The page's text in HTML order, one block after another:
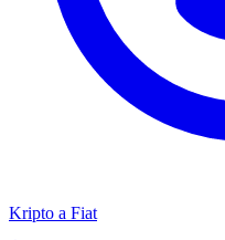
Kripto a Fiat